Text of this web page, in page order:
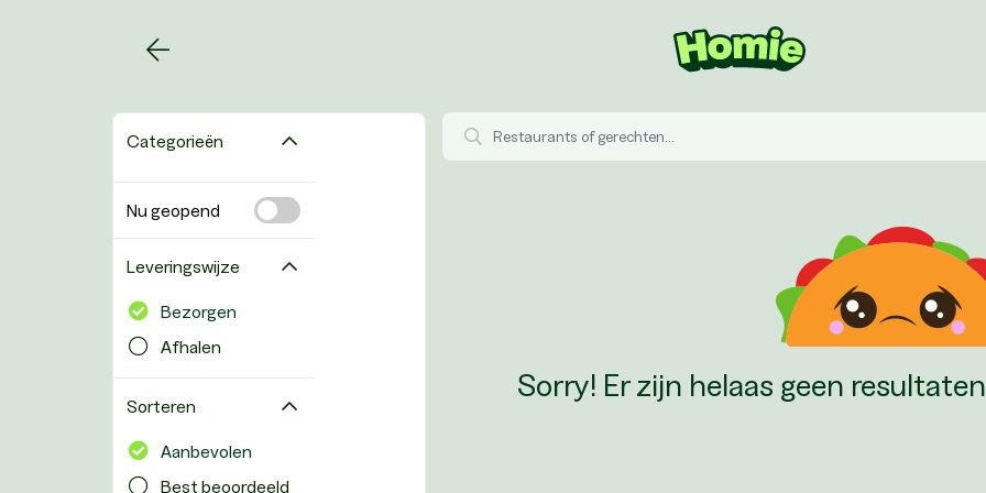
Categorieën
Nu geopend
Leveringswijze
Bezorgen
Afhalen
Sorteren
Aanbevolen
Best beoordeeld
Sorry! Er zijn helaas geen